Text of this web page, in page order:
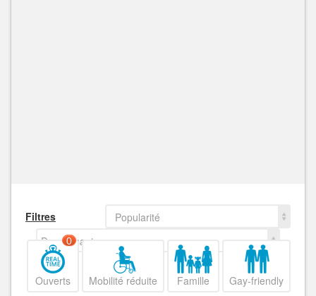
Filtres
Popularité
Decroissant
Ouverts
0
Mobilité réduite Famille Gay-friendly